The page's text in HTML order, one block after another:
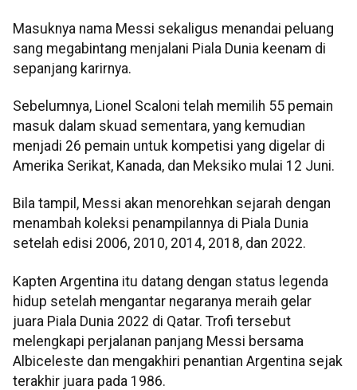
Masuknya nama Messi sekaligus menandai peluang
sang megabintang menjalani Piala Dunia keenam di
sepanjang karirnya.
Sebelumnya, Lionel Scaloni telah memilih 55 pemain
masuk dalam skuad sementara, yang kemudian
menjadi 26 pemain untuk kompetisi yang digelar di
Amerika Serikat, Kanada, dan Meksiko mulai 12 Juni.
Bila tampil, Messi akan menorehkan sejarah dengan
menambah koleksi penampilannya di Piala Dunia
setelah edisi 2006, 2010, 2014, 2018, dan 2022.
Kapten Argentina itu datang dengan status legenda
hidup setelah mengantar negaranya meraih gelar
juara Piala Dunia 2022 di Qatar. Trofi tersebut
melengkapi perjalanan panjang Messi bersama
Albiceleste dan mengakhiri penantian Argentina sejak
terakhir juara pada 1986.